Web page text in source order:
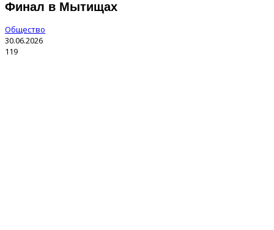
Финал в Мытищах
Общество
30.06.2026
119